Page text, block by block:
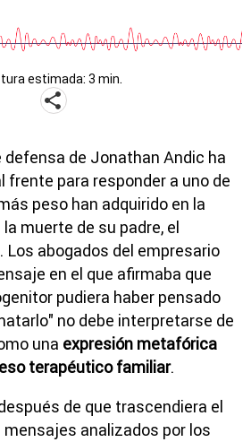
estimada: 3 min.
de Jonathan Andic ha
frente para responder a uno de
peso han adquirido en la
muerte de su padre, el
Los abogados del empresario
en el que afirmaba que
pudiera haber pensado
no debe interpretarse de
una expresión metafórica
terapéutico familiar.
de que trascendiera el
analizados por los